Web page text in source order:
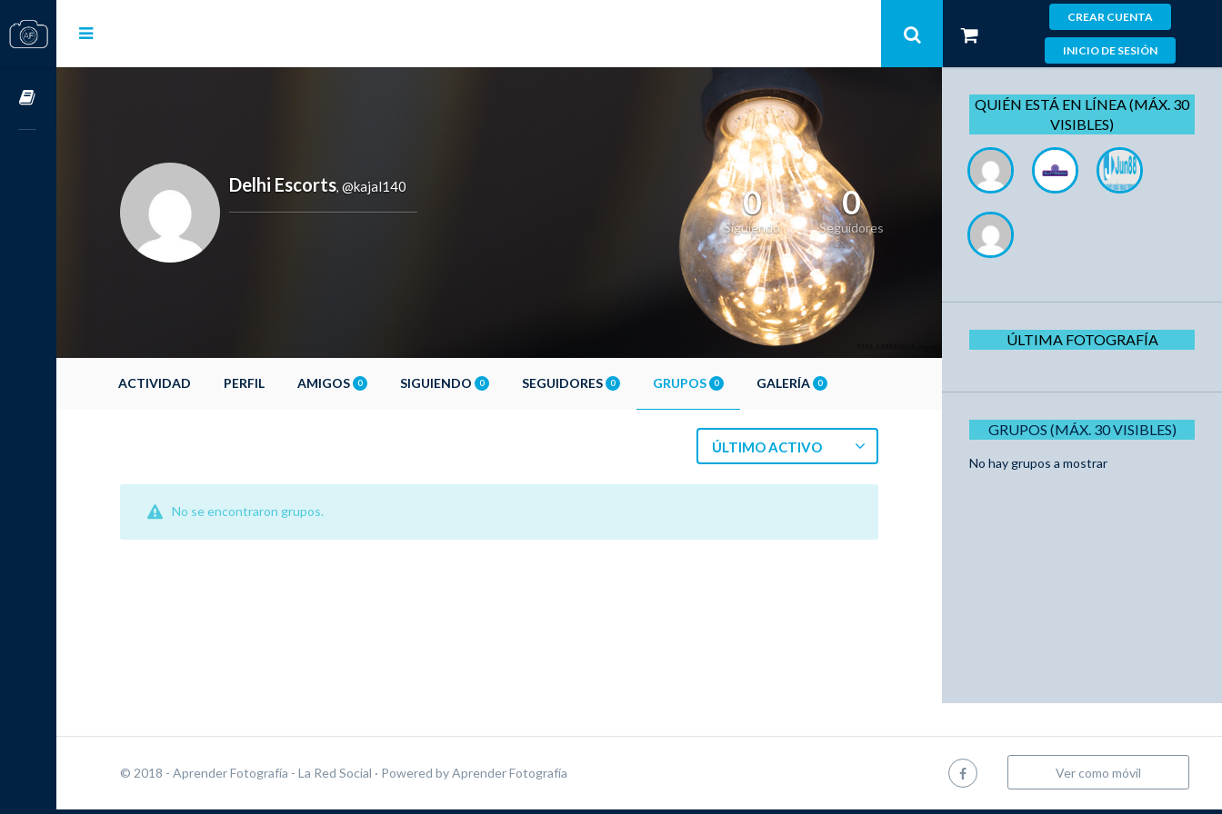
CREAR CUENTA
INICIO DE SESIÓN
Delhi Escorts, @kajal140 0
Siguiendo
0
Seguidores
ACTIVIDAD PERFIL AMIGOS 0 SIGUIENDO 0 SEGUIDORES 0 GRUPOS 0 GALERÍA 0
ÚLTIMO ACTIVO
No se encontraron grupos.
QUIÉN ESTÁ EN LÍNEA (MÁX. 30
VISIBLES)
ÚLTIMA FOTOGRAFÍA
GRUPOS (MÁX. 30 VISIBLES)
No hay grupos a mostrar
© 2018 - Aprender Fotografía - La Red Social · Powered byAprender Fotografía